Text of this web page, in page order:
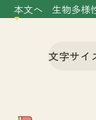
本文へ 生物多様
文字サイ